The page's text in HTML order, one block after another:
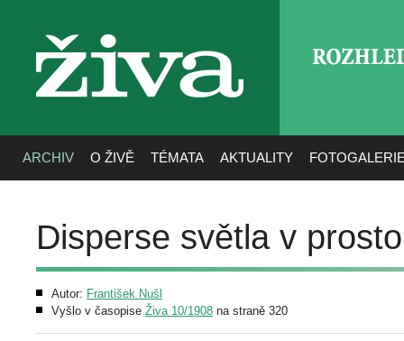
živa
ARCHIV O ŽIVĚ TÉMATA AKTUALITY
Disperse světla v
Autor: František Nušl
Vyšlo v časopise Živa 10/1908 na straně 320